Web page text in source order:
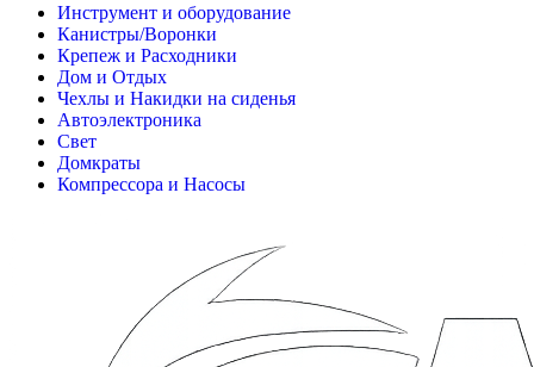
Инструмент и оборудование
Канистры/Воронки
Крепеж и Расходники
Дом и Отдых
Чехлы и Накидки на сиденья
Автоэлектроника
Свет
Домкраты
Компрессора и Насосы